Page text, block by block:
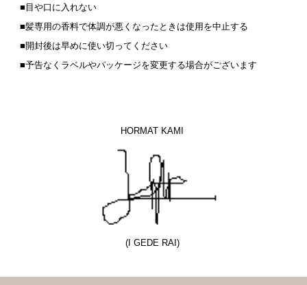
■目や口に入れない
■髪専用の香料で体調が悪くなったときは使用を中止する
■開封後は早めに使い切ってください
■予告なくラベルやパッケージを変更する場合がございます
HORMAT KAMI
(I GEDE RAI)